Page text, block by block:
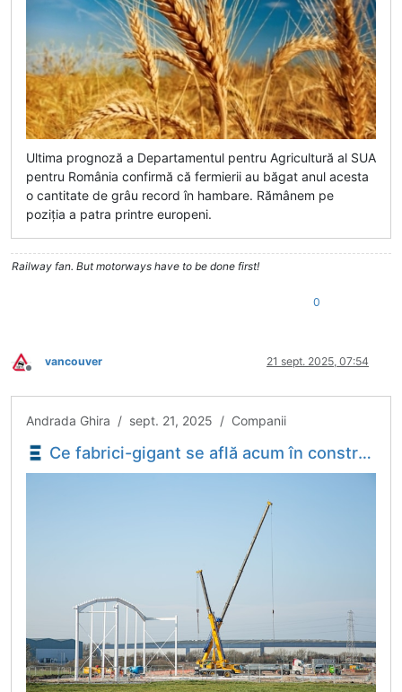
Ultima prognoză a Departamentul pentru Agricultură al SUA
pentru România confirmă că fermierii au băgat anul acesta
o cantitate de grâu record în hambare. Rămânem pe
poziția a patra printre europeni.
Railway fan. But motorways have to be done first!
0
Deconectat
vancouver 21 sept. 2025, 07:54
Andrada Ghira / sept. 21, 2025 / Companii
Ce fabrici-gigant se află acum în construcție în România - Economica.net